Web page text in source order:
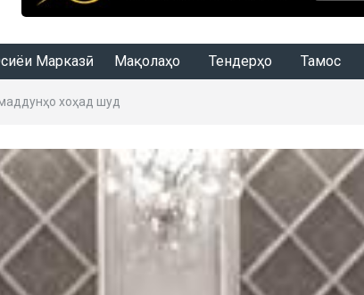
Марказӣ Мақолаҳо Тендерҳо Тамос
хоҳад шуд